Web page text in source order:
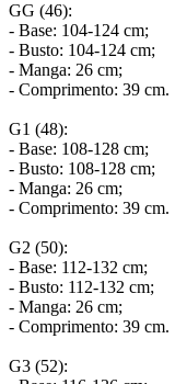
GG (46):
- Base: 104-124 cm;
- Busto: 104-124 cm;
- Manga: 26 cm;
- Comprimento: 39 cm.
G1 (48):
- Base: 108-128 cm;
- Busto: 108-128 cm;
- Manga: 26 cm;
- Comprimento: 39 cm.
G2 (50):
- Base: 112-132 cm;
- Busto: 112-132 cm;
- Manga: 26 cm;
- Comprimento: 39 cm.
G3 (52):